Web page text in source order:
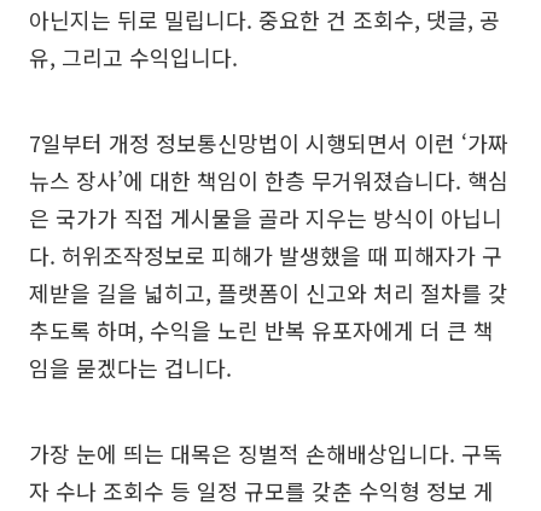
아닌지는 뒤로 밀립니다. 중요한 건 조회수, 댓글, 공
유, 그리고 수익입니다.
7일부터 개정 정보통신망법이 시행되면서 이런 ‘가짜
뉴스 장사’에 대한 책임이 한층 무거워졌습니다. 핵심
은 국가가 직접 게시물을 골라 지우는 방식이 아닙니
다. 허위조작정보로 피해가 발생했을 때 피해자가 구
제받을 길을 넓히고, 플랫폼이 신고와 처리 절차를 갖
추도록 하며, 수익을 노린 반복 유포자에게 더 큰 책
임을 묻겠다는 겁니다.
가장 눈에 띄는 대목은 징벌적 손해배상입니다. 구독
자 수나 조회수 등 일정 규모를 갖춘 수익형 정보 게